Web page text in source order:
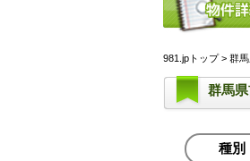
981.jpトップ> 群
群馬
種別